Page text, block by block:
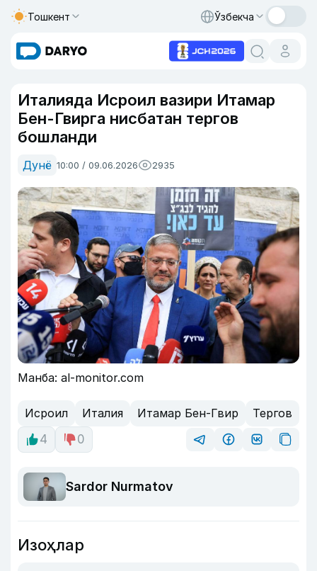
Тошкент Ўзбекча
Италияда Исроил вазири Итамар
Бен-Гвирга нисбатан тергов
бошланди
Дунё 10:00 / 09.06.2026 2935
Манба: al-monitor.com
Исроил Италия Итамар Бен-Гвир
Тергов
4
0
Sardor Nurmatov
Изоҳлар